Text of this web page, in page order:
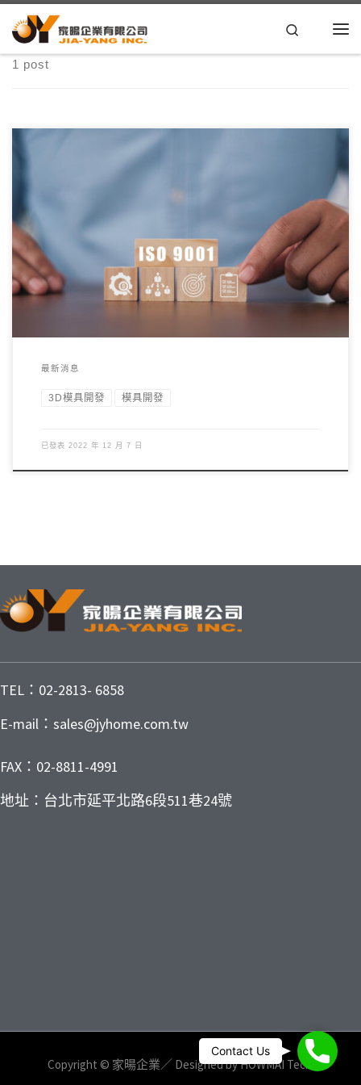
Skip to content Search
1 post
ISO 9001:2015認證
最新消息
3D模具開發 模具開發
已發表 2022 年 12 月 7 日
TEL：02-2813- 6858
E-mail：sales@jyhome.com.tw
FAX：02-8811-4991
地址：台北市延平北路6段511巷24號
Copyright © 家暘企業／ Designed byHOWMAI Tech.
Phone
Contact Us